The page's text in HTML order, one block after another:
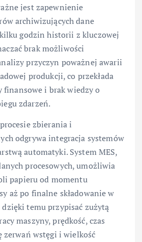
jest zapewnienie
archiwizujących dane
godzin historii z kluczowej
brak możliwości
przyczyn poważnej awarii
produkcji, co przekłada
finansowe i brak wiedzy o
zdarzeń.
zbierania i
odgrywa integracja systemów
automatyki. System MES,
procesowych, umożliwia
papieru od momentu
aż po finalne składowanie w
temu przypisać zużytą
maszyny, prędkość, czas
zerwań wstęgi i wielkość